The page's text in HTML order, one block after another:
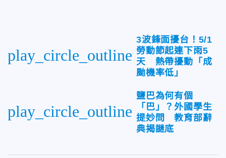
play_circle_outline
3波鋒面擾台！5/1
勞動節起連下雨5
天 熱帶擾動「成
颱機率低」
play_circle_outline
鹽巴為何有個
「巴」？外國學生
提妙問 教育部辭
典揭謎底